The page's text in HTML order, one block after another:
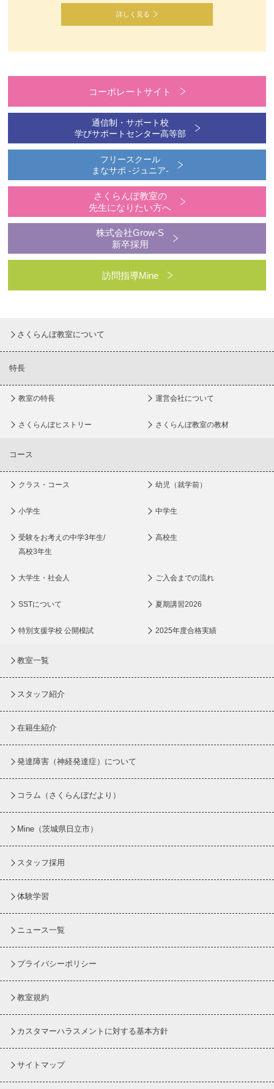
詳しく見る
コーポレートサイト
通信制・サポート校
学びサポートセンター高等部
フリースクール
まなサポ -ジュニア-
さくらんぼ教室の
先生になりたい方へ
株式会社Grow-S
新卒採用
訪問指導Mine
さくらんぼ教室について
特長
教室の特長 運営会社について
さくらんぼヒストリー さくらんぼ教室の教材
コース
クラス・コース 幼児（就学前）
小学生 中学生
受験をお考えの中学3年生/
高校3年生
高校生
大学生・社会人 ご入会までの流れ
SSTについて 夏期講習2026
特別支援学校 公開模試 2025年度合格実績
教室一覧
スタッフ紹介
在籍生紹介
発達障害（神経発達症）について
コラム （さくらんぼだより）
Mine（茨城県日立市）
スタッフ採用
体験学習
ニュース一覧
プライバシーポリシー
教室規約
カスタマーハラスメントに対する基本方針
サイトマップ